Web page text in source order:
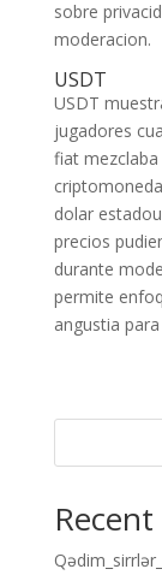
sobre
moderacion.
USDT
USDT
jugadores
fiat
dolar
precios
durante
permite
angustia